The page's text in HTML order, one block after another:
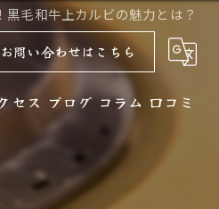
毛和牛上カルビの魅力とは？
お問い合わせはこちら
セス ブログ コラム 口コミ